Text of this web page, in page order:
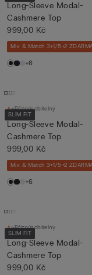
Long-Sleeve Modal-
Cashmere Top
999,00 Kč
Mix & Match 3+1/5+2
+6
SLIM FIT
Přizpůsobitelný
Long-Sleeve Modal-
Cashmere Top
999,00 Kč
Mix & Match 3+1/5+2
+6
SLIM FIT
Přizpůsobitelný
Long-Sleeve Modal-
Cashmere Top
999,00 Kč